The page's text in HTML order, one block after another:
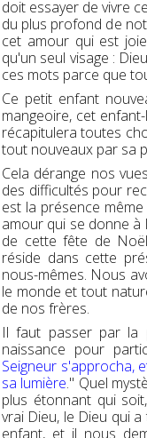
doit essayer de vivre
du plus profond de
cet amour qui est
qu'un seul visage :
ces mots parce que
Ce petit enfant
mangeoire, cet
récapitulera toutes
tout nouveaux par sa
Cela dérange nos
des difficultés pour
est la présence
amour qui se donne à
de cette fête de
réside dans cette
nous-mêmes. Nous
le monde et tout
de nos frères.
Il faut passer par la
naissance pour
Seigneur s'approcha,
sa lumière." Quel
plus étonnant qui
vrai Dieu, le Dieu qui
enfant, et il nous